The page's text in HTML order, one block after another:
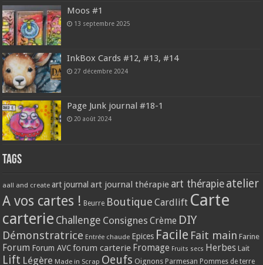
Moos #1
13 septembre 2025
InkBox Cards #12, #13, #14
27 décembre 2024
Page Junk journal #18-1
20 août 2024
Tags
aall and create art journal art journal thérapie art thérapie atelier
A vos cartes ! Beurre Boutique Cardlift Carte
carterie Challenge Consignes Crème DIY
Démonstratrice Entrée chaude Epices Facile Fait main Farine
Forum Forum AVC forum carterie Fromage Fruits secs Herbes Lait
Lift Légère Made in Scrap Oeufs Oignons Parmesan Pommes de terre